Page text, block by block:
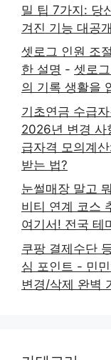
밀 팁 7가지: 당
겨진 기능 대공개
셋로그 인원 조
한 설명 - 셋로
의 기록 생활을
기초연금 수급
2026년 변경
급자격 모의계
받는 법?
눈썰매장 말고
비티 연계 코스
여기서! 전국 테
쿠팡 결제수단
심 포인트 - 민
변경/삭제 완벽